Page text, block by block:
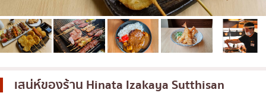
โอเด้ง/เมนูตุ๋นสไตล์ญี่ปุ่น
อาหารชุด/อาหารญี่ปุ่นสไตล์โฮมคุกกิ้ง
เบนโตะ/บริการส่งอาหารญี่ปุ่น
ปทุมธานี
สมุทรสาคร
ภูเก็ต
พัทยา
เสน่ห์ของร้าน Hinata Izakaya Sutthisan